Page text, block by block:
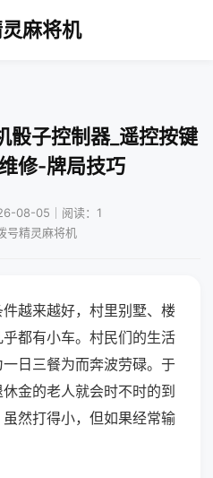
麻将机
骰子控制器_遥控按键
修-牌局技巧
08-05｜阅读：1
号精灵麻将机
越来越好，村里别墅、楼
都有小车。村民们的生活
日三餐为而奔波劳碌。于
金的老人就会时不时的到
然打得小，但如果经常输